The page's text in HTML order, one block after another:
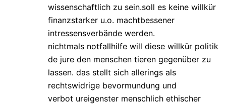
wissenschaftlich zu sein.soll es keine willkür
finanzstarker u.o. machtbessener
intressensverbände werden.
nichtmals notfallhilfe will diese willkür politik
de jure den menschen tieren gegenüber zu
lassen. das stellt sich allerings als
rechtswidrige bevormundung und
verbot ureigenster menschlich ethischer